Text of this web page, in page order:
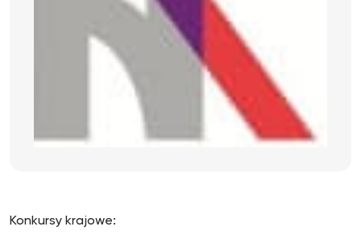
Konkursy krajowe: